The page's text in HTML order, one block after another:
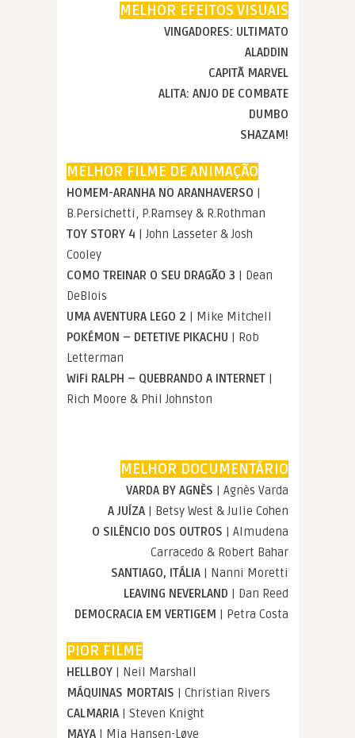
MELHOR EFEITOS VISUAIS
VINGADORES: ULTIMATO
ALADDIN
CAPITÃ MARVEL
ALITA: ANJO DE COMBATE
DUMBO
SHAZAM!
MELHOR FILME DE ANIMAÇÃO
HOMEM-ARANHA NO ARANHAVERSO |
B.Persichetti, P.Ramsey & R.Rothman
TOY STORY 4 | John Lasseter & Josh
Cooley
COMO TREINAR O SEU DRAGÃO 3 | Dean
DeBlois
UMA AVENTURA LEGO 2 | Mike Mitchell
POKÉMON – DETETIVE PIKACHU | Rob
Letterman
WiFi RALPH – QUEBRANDO A INTERNET |
Rich Moore & Phil Johnston
MELHOR DOCUMENTÁRIO
VARDA BY AGNÈS | Agnès Varda
A JUÍZA | Betsy West & Julie Cohen
O SILÊNCIO DOS OUTROS | Almudena
Carracedo & Robert Bahar
SANTIAGO, ITÁLIA | Nanni Moretti
LEAVING NEVERLAND | Dan Reed
DEMOCRACIA EM VERTIGEM | Petra Costa
PIOR FILME
HELLBOY | Neil Marshall
MÁQUINAS MORTAIS | Christian Rivers
CALMARIA | Steven Knight
MAYA | Mia Hansen-Løve